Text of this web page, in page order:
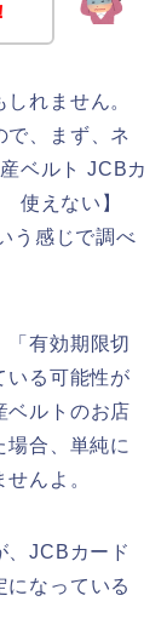
れません。
で、まず、ネ
ベルト JCBカ
えない】
う感じで調べ
「有効期限切
いる可能性が
ベルトのお店
合、単純に
んよ。
、JCBカード
になっている